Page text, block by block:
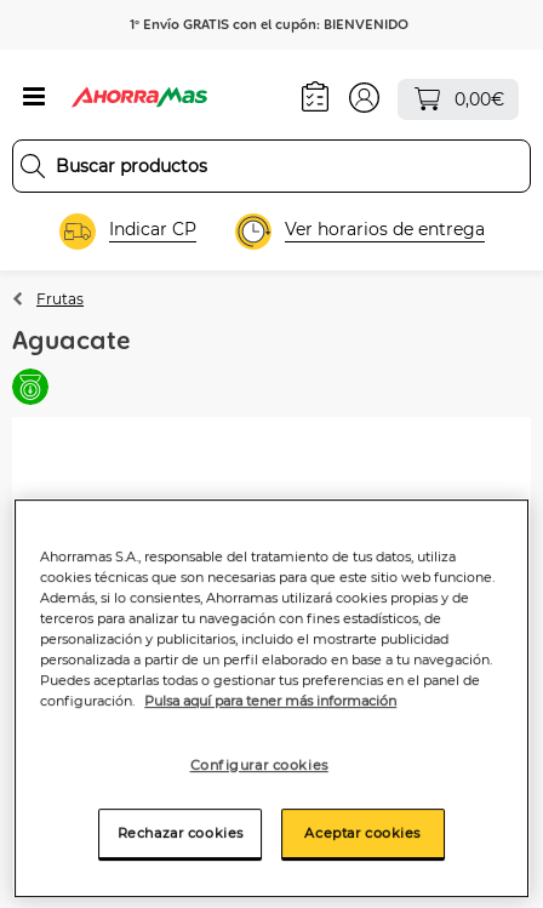
1º Envío GRATIS con el cupón: BIENVENIDO
0,00€
Indicar CP Ver horarios de entrega
Frutas
Aguacate
Ahorramas S.A., responsable del tratamiento de tus datos, utiliza
cookies técnicas que son necesarias para que este sitio web funcione.
Además, si lo consientes, Ahorramas utilizará cookies propias y de
terceros para analizar tu navegación con fines estadísticos, de
personalización y publicitarios, incluido el mostrarte publicidad
personalizada a partir de un perfil elaborado en base a tu navegación.
Puedes aceptarlas todas o gestionar tus preferencias en el panel de
configuración.
Pulsa aquí para tener más información
Configurar cookies
Rechazar cookies Aceptar cookies